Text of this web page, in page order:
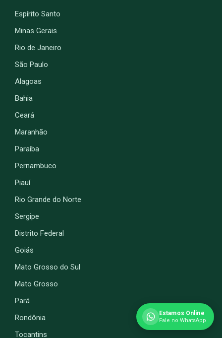
Espírito Santo
Minas Gerais
Rio de Janeiro
São Paulo
Alagoas
Bahia
Ceará
Maranhão
Paraíba
Pernambuco
Piauí
Rio Grande do Norte
Sergipe
Distrito Federal
Goiás
Mato Grosso do Sul
Mato Grosso
Pará
Rondônia
Tocantins
Estamos Online
Fale no WhatsApp